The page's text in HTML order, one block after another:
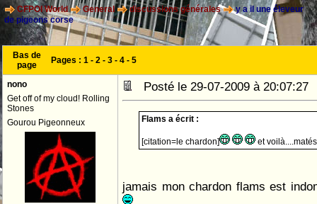
CFPOI World General discussions générales
y a il une éleveur
de pigeons corse
Bas de
page
Pages : 1 - 2 - 3 - 4 - 5
nono
Get off of my cloud! Rolling
Stones
Gourou Pigeonneux
Posté le 29-07-2009 à
Flams a écrit :
[citation=le chardon] et
jamais mon chardon flams est